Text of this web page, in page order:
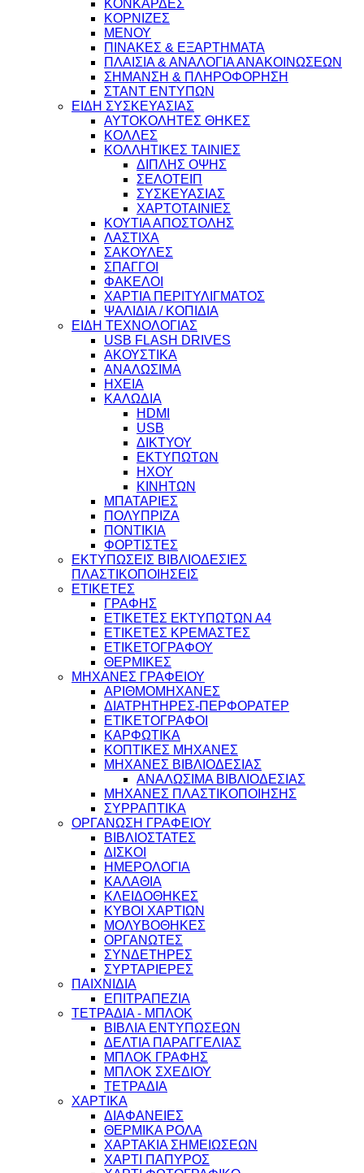
ΚΟΝΚΑΡΔΕΣ
ΚΟΡΝΙΖΕΣ
ΜΕΝΟΥ
ΠΙΝΑΚΕΣ & ΕΞΑΡΤΗΜΑΤΑ
ΠΛΑΙΣΙΑ & ΑΝΑΛΟΓΙΑ ΑΝΑΚΟΙΝΩΣΕΩΝ
ΣΗΜΑΝΣΗ & ΠΛΗΡΟΦΟΡΗΣΗ
ΣΤΑΝΤ ΕΝΤΥΠΩΝ
ΕΙΔΗ ΣΥΣΚΕΥΑΣΙΑΣ
ΑΥΤΟΚΟΛΗΤΕΣ ΘΗΚΕΣ
ΚΟΛΛΕΣ
ΚΟΛΛΗΤΙΚΕΣ ΤΑΙΝΙΕΣ
ΔΙΠΛΗΣ ΟΨΗΣ
ΣΕΛΟΤΕΙΠ
ΣΥΣΚΕΥΑΣΙΑΣ
ΧΑΡΤΟΤΑΙΝΙΕΣ
ΚΟΥΤΙΑ ΑΠΟΣΤΟΛΗΣ
ΛΑΣΤΙΧΑ
ΣΑΚΟΥΛΕΣ
ΣΠΑΓΓΟΙ
ΦΑΚΕΛΟΙ
ΧΑΡΤΙΑ ΠΕΡΙΤΥΛΙΓΜΑΤΟΣ
ΨΑΛΙΔΙΑ / ΚΟΠΙΔΙΑ
ΕΙΔΗ ΤΕΧΝΟΛΟΓΙΑΣ
USB FLASH DRIVES
ΑΚΟΥΣΤΙΚΑ
ΑΝΑΛΩΣΙΜΑ
ΗΧΕΙΑ
ΚΑΛΩΔΙΑ
HDMI
USB
ΔΙΚΤΥΟΥ
ΕΚΤΥΠΩΤΩΝ
ΗΧΟΥ
ΚΙΝΗΤΩΝ
ΜΠΑΤΑΡΙΕΣ
ΠΟΛΥΠΡΙΖΑ
ΠΟΝΤΙΚΙΑ
ΦΟΡΤΙΣΤΕΣ
ΕΚΤΥΠΩΣΕΙΣ ΒΙΒΛΙΟΔΕΣΙΕΣ
ΠΛΑΣΤΙΚΟΠΟΙΗΣΕΙΣ
ΕΤΙΚΕΤΕΣ
ΓΡΑΦΗΣ
ΕΤΙΚΕΤΕΣ ΕΚΤΥΠΩΤΩΝ Α4
ΕΤΙΚΕΤΕΣ ΚΡΕΜΑΣΤΕΣ
ΕΤΙΚΕΤΟΓΡΑΦΟΥ
ΘΕΡΜΙΚΕΣ
ΜΗΧΑΝΕΣ ΓΡΑΦΕΙΟΥ
ΑΡΙΘΜΟΜΗΧΑΝΕΣ
ΔΙΑΤΡΗΤΗΡΕΣ-ΠΕΡΦΟΡΑΤΕΡ
ΕΤΙΚΕΤΟΓΡΑΦΟΙ
ΚΑΡΦΩΤΙΚΑ
ΚΟΠΤΙΚΕΣ ΜΗΧΑΝΕΣ
ΜΗΧΑΝΕΣ ΒΙΒΛΙΟΔΕΣΙΑΣ
ΑΝΑΛΩΣΙΜΑ ΒΙΒΛΙΟΔΕΣΙΑΣ
ΜΗΧΑΝΕΣ ΠΛΑΣΤΙΚΟΠΟΙΗΣΗΣ
ΣΥΡΡΑΠΤΙΚΑ
ΟΡΓΑΝΩΣΗ ΓΡΑΦΕΙΟΥ
ΒΙΒΛΙΟΣΤΑΤΕΣ
ΔΙΣΚΟΙ
ΗΜΕΡΟΛΟΓΙΑ
ΚΑΛΑΘΙΑ
ΚΛΕΙΔΟΘΗΚΕΣ
ΚΥΒΟΙ ΧΑΡΤΙΩΝ
ΜΟΛΥΒΟΘΗΚΕΣ
ΟΡΓΑΝΩΤΕΣ
ΣΥΝΔΕΤΗΡΕΣ
ΣΥΡΤΑΡΙΕΡΕΣ
ΠΑΙΧΝΙΔΙΑ
ΕΠΙΤΡΑΠΕΖΙΑ
ΤΕΤΡΑΔΙΑ - ΜΠΛΟΚ
ΒΙΒΛΙΑ ΕΝΤΥΠΩΣΕΩΝ
ΔΕΛΤΙΑ ΠΑΡΑΓΓΕΛΙΑΣ
ΜΠΛΟΚ ΓΡΑΦΗΣ
ΜΠΛΟΚ ΣΧΕΔΙΟΥ
ΤΕΤΡΑΔΙΑ
ΧΑΡΤΙΚΑ
ΔΙΑΦΑΝΕΙΕΣ
ΘΕΡΜΙΚΑ ΡΟΛΑ
ΧΑΡΤΑΚΙΑ ΣΗΜΕΙΩΣΕΩΝ
ΧΑΡΤΙ ΠΑΠΥΡΟΣ